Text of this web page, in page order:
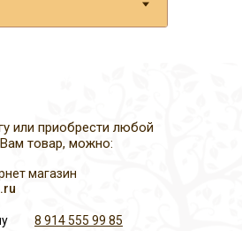
8 914 555 99 85
магазин
или приобрести любой
товар, можно: